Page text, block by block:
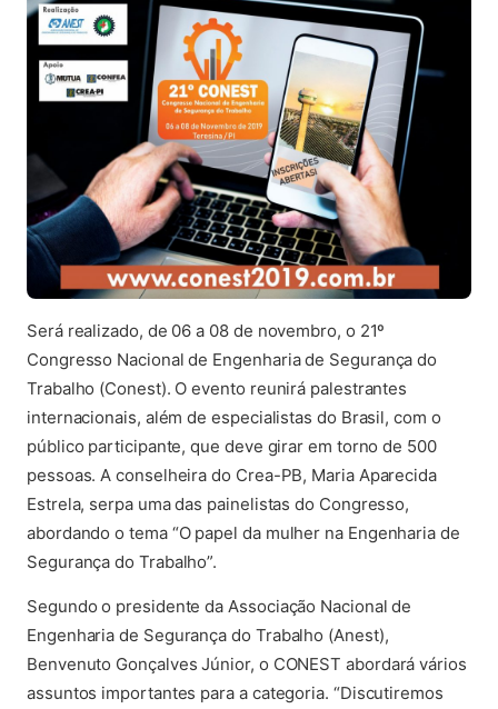
Será realizado, de 06 a 08 de novembro, o 21º
Congresso Nacional de Engenharia de Segurança do
Trabalho (Conest). O evento reunirá palestrantes
internacionais, além de especialistas do Brasil, com o
público participante, que deve girar em torno de 500
pessoas. A conselheira do Crea-PB, Maria Aparecida
Estrela, serpa uma das painelistas do Congresso,
abordando o tema “O papel da mulher na Engenharia de
Segurança do Trabalho”.
Segundo o presidente da Associação Nacional de
Engenharia de Segurança do Trabalho (Anest),
Benvenuto Gonçalves Júnior, o CONEST abordará vários
assuntos importantes para a categoria. “Discutiremos